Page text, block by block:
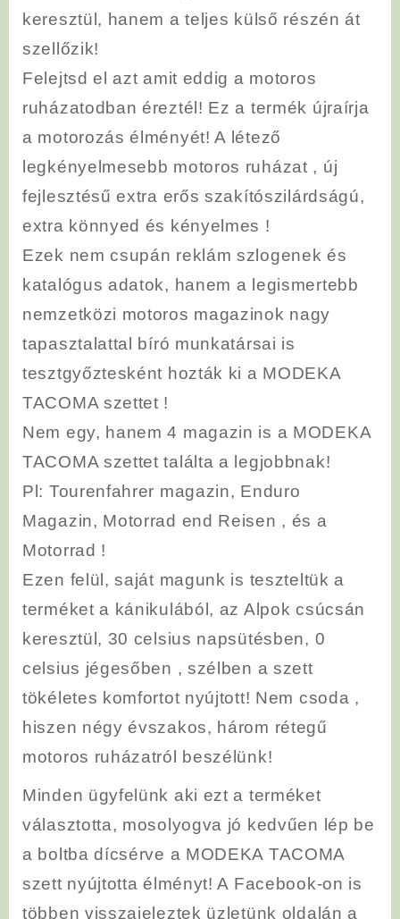
keresztül, hanem a teljes külső részén át
szellőzik!
Felejtsd el azt amit eddig a motoros
ruházatodban éreztél! Ez a termék újraírja
a motorozás élményét! A létező
legkényelmesebb motoros ruházat , új
fejlesztésű extra erős szakítószilárdságú,
extra könnyed és kényelmes !
Ezek nem csupán reklám szlogenek és
katalógus adatok, hanem a legismertebb
nemzetközi motoros magazinok nagy
tapasztalattal bíró munkatársai is
tesztgyőztesként hozták ki a MODEKA
TACOMA szettet !
Nem egy, hanem 4 magazin is a MODEKA
TACOMA szettet találta a legjobbnak!
Pl: Tourenfahrer magazin, Enduro
Magazin, Motorrad end Reisen , és a
Motorrad !
Ezen felül, saját magunk is teszteltük a
terméket a kánikulából, az Alpok csúcsán
keresztül, 30 celsius napsütésben, 0
celsius jégesőben , szélben a szett
tökéletes komfortot nyújtott! Nem csoda ,
hiszen négy évszakos, három rétegű
motoros ruházatról beszélünk!
Minden ügyfelünk aki ezt a terméket
választotta, mosolyogva jó kedvűen lép be
a boltba dícsérve a MODEKA TACOMA
szett nyújtotta élményt! A Facebook-on is
többen visszajeleztek üzletünk oldalán a